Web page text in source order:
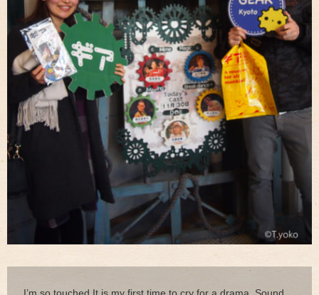
I’m so touched.It is my first time to cry for a drama. Sound